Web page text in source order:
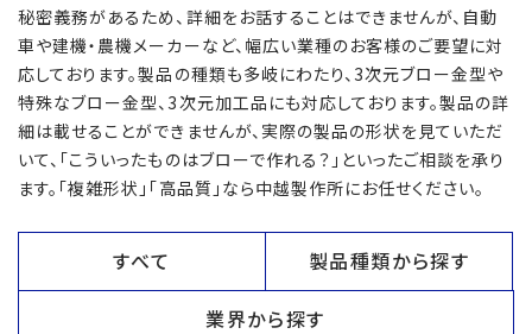
秘密義務があるため、詳細をお話することはできませんが、自動
車や建機・農機メーカーなど、幅広い業種のお客様のご要望に対
応しております。製品の種類も多岐にわたり、3次元ブロー金型や
特殊なブロー金型、3次元加工品にも対応しております。製品の詳
細は載せることができませんが、実際の製品の形状を見ていただ
いて、「こういったものはブローで作れる？」といったご相談を承り
ます。「複雑形状」「高品質」なら中越製作所にお任せください。
すべて 製品種類から探す
業界から探す